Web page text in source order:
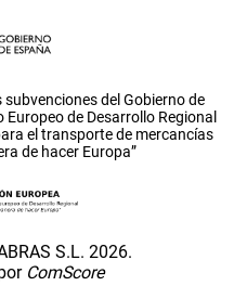
del Gobierno de
de Desarrollo Regional
el transporte de mercancías
de hacer Europa”
S.L. 2026.
ComScore